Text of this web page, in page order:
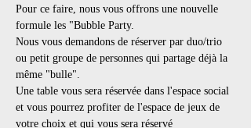
Pour ce faire, nous vous offrons une nouvelle
formule les "Bubble Party.
Nous vous demandons de réserver par duo/trio
ou petit groupe de personnes qui partage déjà la
même "bulle".
Une table vous sera réservée dans l'espace social
et vous pourrez profiter de l'espace de jeux de
votre choix et qui vous sera réservé